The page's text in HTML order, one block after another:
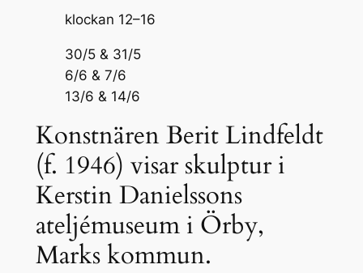
klockan 12–16
30/5 & 31/5
6/6 & 7/6
13/6 & 14/6
Konstnären Berit Lindfeldt
(f. 1946) visar skulptur i
Kerstin Danielssons
ateljémuseum i Örby,
Marks kommun.